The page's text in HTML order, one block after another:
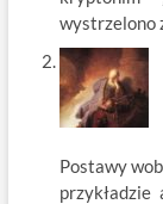
wystrzelono
Postawy